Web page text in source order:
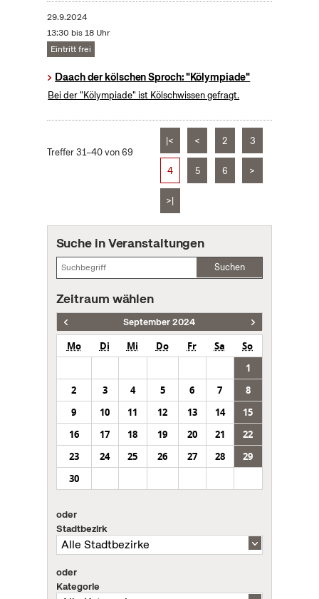
29.9.2024
13:30 bis 18 Uhr
Eintritt frei
Daach der kölschen Sproch: "Kölympiade"
Bei der "Kölympiade" ist Kölschwissen gefragt.
Treffer 31–40 von 69
|< < 2 3
4 5 6 >
>|
Suche in Veranstaltungen
Suchen
Zeitraum wählen
September 2024
Mo Di Mi Do Fr Sa
So
1
2
3 4 5 6 7
8
9
10 11 12 13 14
15
16
17 18 19 20 21
22
23
24 25 26 27 28
29
30
oder
Stadtbezirk
oder
Kategorie